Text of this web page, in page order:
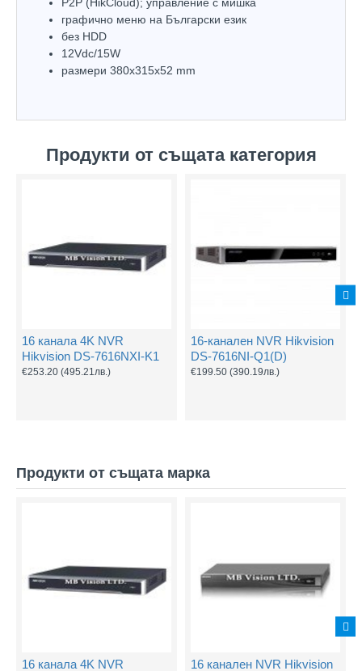
графично меню на Български език
без HDD
12Vdc/15W
размери 380х315х52 mm
Продукти от същата категория
16 канала 4K NVR
Hikvision DS-7616NXI-K1
€253.20 (495.21лв.)
16-канален NVR Hikvision
DS-7616NI-Q1(D)
€199.50 (390.19лв.)
Продукти от същата марка
16 канала 4K NVR
16 канален NVR Hikvision